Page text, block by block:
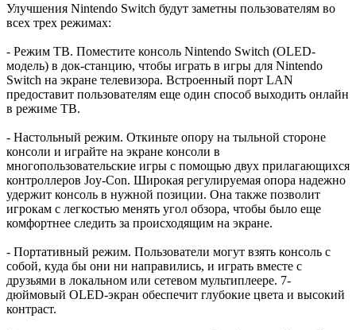
Улучшения Nintendo Switch будут заметны пользователям во
всех трех режимах:
- Режим ТВ. Поместите консоль Nintendo Switch (OLED-
модель) в док-станцию, чтобы играть в игры для Nintendo
Switch на экране телевизора. Встроенный порт LAN
предоставит пользователям еще один способ выходить онлайн
в режиме ТВ.
- Настольный режим. Откиньте опору на тыльной стороне
консоли и играйте на экране консоли в
многопользовательские игры с помощью двух прилагающихся
контроллеров Joy-Con. Широкая регулируемая опора надежно
удержит консоль в нужной позиции. Она также позволит
игрокам с легкостью менять угол обзора, чтобы было еще
комфортнее следить за происходящим на экране.
- Портативный режим. Пользователи могут взять консоль с
собой, куда бы они ни направились, и играть вместе с
друзьями в локальном или сетевом мультиплеере. 7-
дюймовый OLED-экран обеспечит глубокие цвета и высокий
контраст.